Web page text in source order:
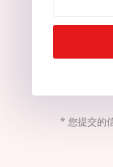
* 您提交的